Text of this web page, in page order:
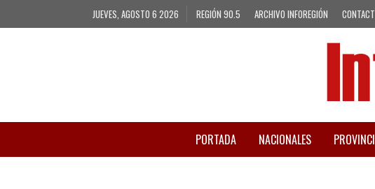
JUEVES, AGOSTO 6 2026 REGIÓN 90.5 ARCHIVO INFOREGIÓN
PORTADA NACIONALES